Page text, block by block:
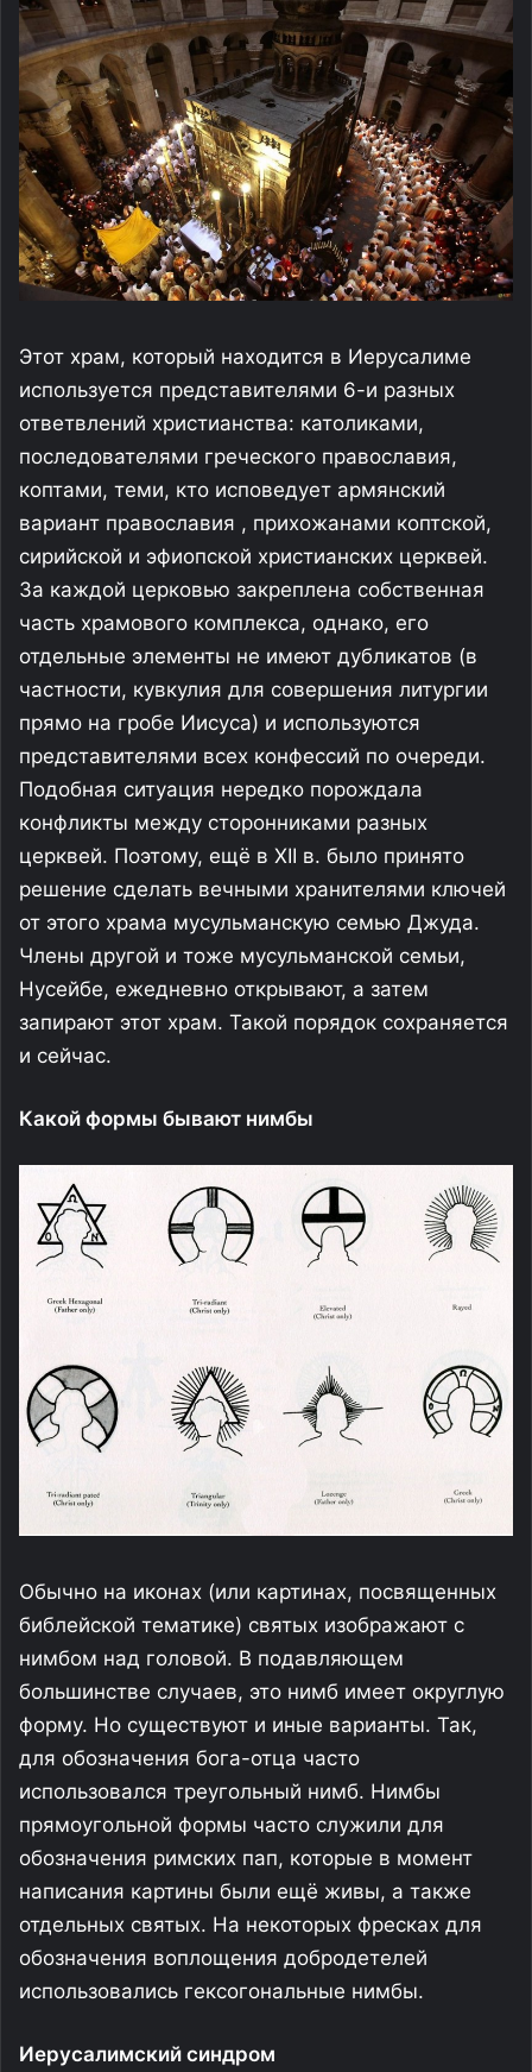
Этот храм, который находится в Иерусалиме
используется представителями 6-и разных
ответвлений христианства: католиками,
последователями греческого православия,
коптами, теми, кто исповедует армянский
вариант православия , прихожанами коптской,
сирийской и эфиопской христианских церквей.
За каждой церковью закреплена собственная
часть храмового комплекса, однако, его
отдельные элементы не имеют дубликатов (в
частности, кувкулия для совершения литургии
прямо на гробе Иисуса) и используются
представителями всех конфессий по очереди.
Подобная ситуация нередко порождала
конфликты между сторонниками разных
церквей. Поэтому, ещё в XII в. было принято
решение сделать вечными хранителями ключей
от этого храма мусульманскую семью Джуда.
Члены другой и тоже мусульманской семьи,
Нусейбе, ежедневно открывают, а затем
запирают этот храм. Такой порядок сохраняется
и сейчас.
Какой формы бывают нимбы
Обычно на иконах (или картинах, посвященных
библейской тематике) святых изображают с
нимбом над головой. В подавляющем
большинстве случаев, это нимб имеет округлую
форму. Но существуют и иные варианты. Так,
для обозначения бога-отца часто
использовался треугольный нимб. Нимбы
прямоугольной формы часто служили для
обозначения римских пап, которые в момент
написания картины были ещё живы, а также
отдельных святых. На некоторых фресках для
обозначения воплощения добродетелей
использовались гексогональные нимбы.
Иерусалимский синдром